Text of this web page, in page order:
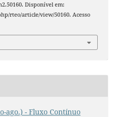
Disponível em:
rteo/article/view/50160. Acesso
ago.) - Fluxo Contínuo